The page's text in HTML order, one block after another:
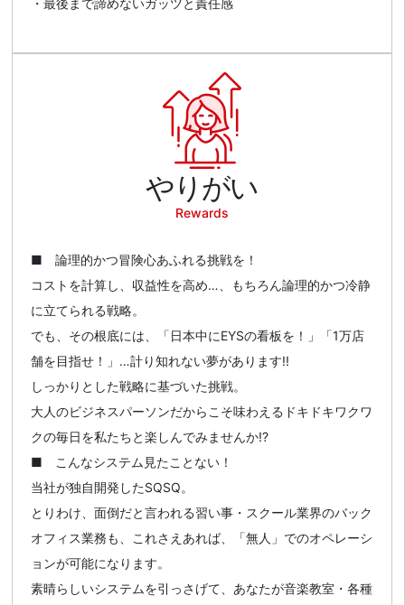
・最後まで諦めないガッツと責任感
やりがい
Rewards
■ 論理的かつ冒険心あふれる挑戦を！
コストを計算し、収益性を高め…、もちろん論理的かつ冷静
に立てられる戦略。
でも、その根底には、「日本中にEYSの看板を！」「1万店
舗を目指せ！」…計り知れない夢があります!!
しっかりとした戦略に基づいた挑戦。
大人のビジネスパーソンだからこそ味わえるドキドキワクワ
クの毎日を私たちと楽しんでみませんか!?
■ こんなシステム見たことない！
当社が独自開発したSQSQ。
とりわけ、面倒だと言われる習い事・スクール業界のバック
オフィス業務も、これさえあれば、「無人」でのオペレーシ
ョンが可能になります。
素晴らしいシステムを引っさげて、あなたが音楽教室・各種